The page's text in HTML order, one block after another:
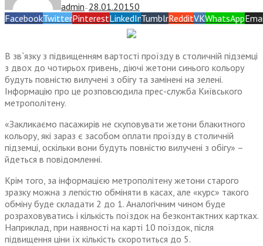
admin — 28.01.20150
FacebookTwitterPinterestLinkedInTumblrRedditVKWhatsApp
В зв`язку з підвищенням вартості проїзду в столичній підземці
з двох до чотирьох гривень, діючі жетони синього кольору
будуть повністю вилучені з обігу та замінені на зелені.
Інформацію про це розповсюдила прес-служба Київського
метрополітену.
«Закликаємо пасажирів не скуповувати жетони блакитного
кольору, які зараз є засобом оплати проїзду в столичній
підземці, оскільки вони будуть повністю вилучені з обігу» –
йдеться в повідомленні.
Крім того, за інформацією метрополітену жетони старого
зразку можна з легкістю обміняти в касах, але «курс» такого
обміну буде складати 2 до 1. Аналогічним чином буде
розраховуватись і кількість поїздок на безконтактних картках.
Наприклад, при наявності на карті 10 поїздок, після
підвищення ціни їх кількість скоротиться до 5.